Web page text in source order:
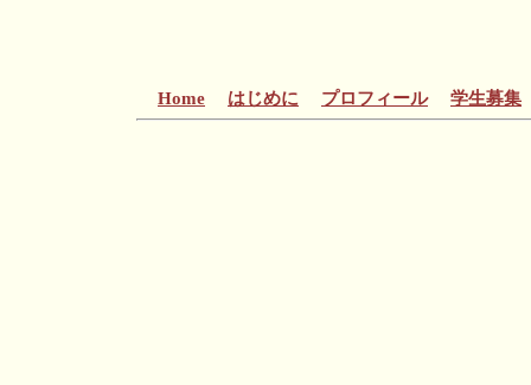
Home はじめに プロフィール 学生募集